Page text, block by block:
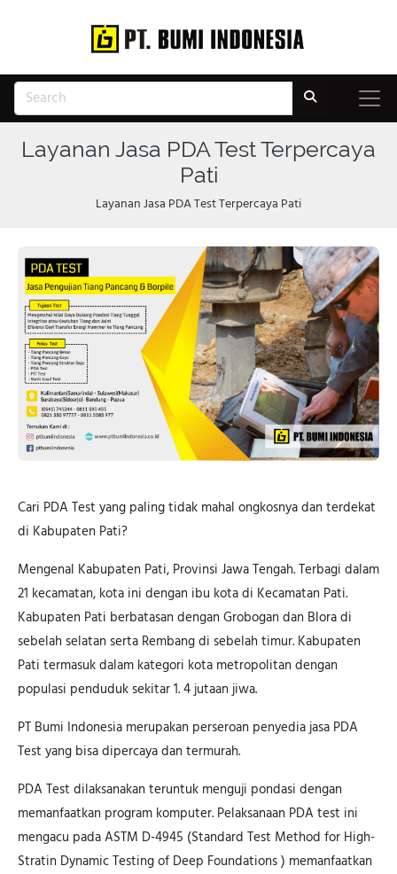
Layanan Jasa PDA Test Terpercaya
Pati
Layanan Jasa PDA Test Terpercaya Pati
Cari PDA Test yang paling tidak mahal ongkosnya dan terdekat
di Kabupaten Pati?
Mengenal Kabupaten Pati, Provinsi Jawa Tengah. Terbagi dalam
21 kecamatan, kota ini dengan ibu kota di Kecamatan Pati.
Kabupaten Pati berbatasan dengan Grobogan dan Blora di
sebelah selatan serta Rembang di sebelah timur. Kabupaten
Pati termasuk dalam kategori kota metropolitan dengan
populasi penduduk sekitar 1. 4 jutaan jiwa.
PT Bumi Indonesia merupakan perseroan penyedia jasa PDA
Test yang bisa dipercaya dan termurah.
PDA Test dilaksanakan teruntuk menguji pondasi dengan
memanfaatkan program komputer. Pelaksanaan PDA test ini
mengacu pada ASTM D-4945 (Standard Test Method for High-
Stratin Dynamic Testing of Deep Foundations ) memanfaatkan